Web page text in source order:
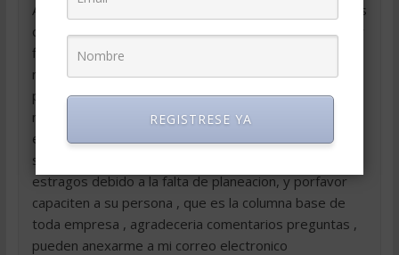
Amenazas ( analisis FODA ) de la empresa frente a sus
competidores y/o mercado . Posteriormente elaborar
flujos de efectivo para poder medir nuestras
necesidades de efectivo , elaboracion de
presupuestos y que estos se puedan medir de
manera correcta( comparacion de lo real con lo
estimado ), todo esto queridos amigas ayudara a que
su empresa este en perfectas condiciones y no sufra
estragos debido a la falta de planeacion, y porfavor
capaciten a su persona , que es la columna base de
toda empresa , agradeceria comentarios preguntas ,
pueden anexarme a mi correo electronico
REGISTRESE YA